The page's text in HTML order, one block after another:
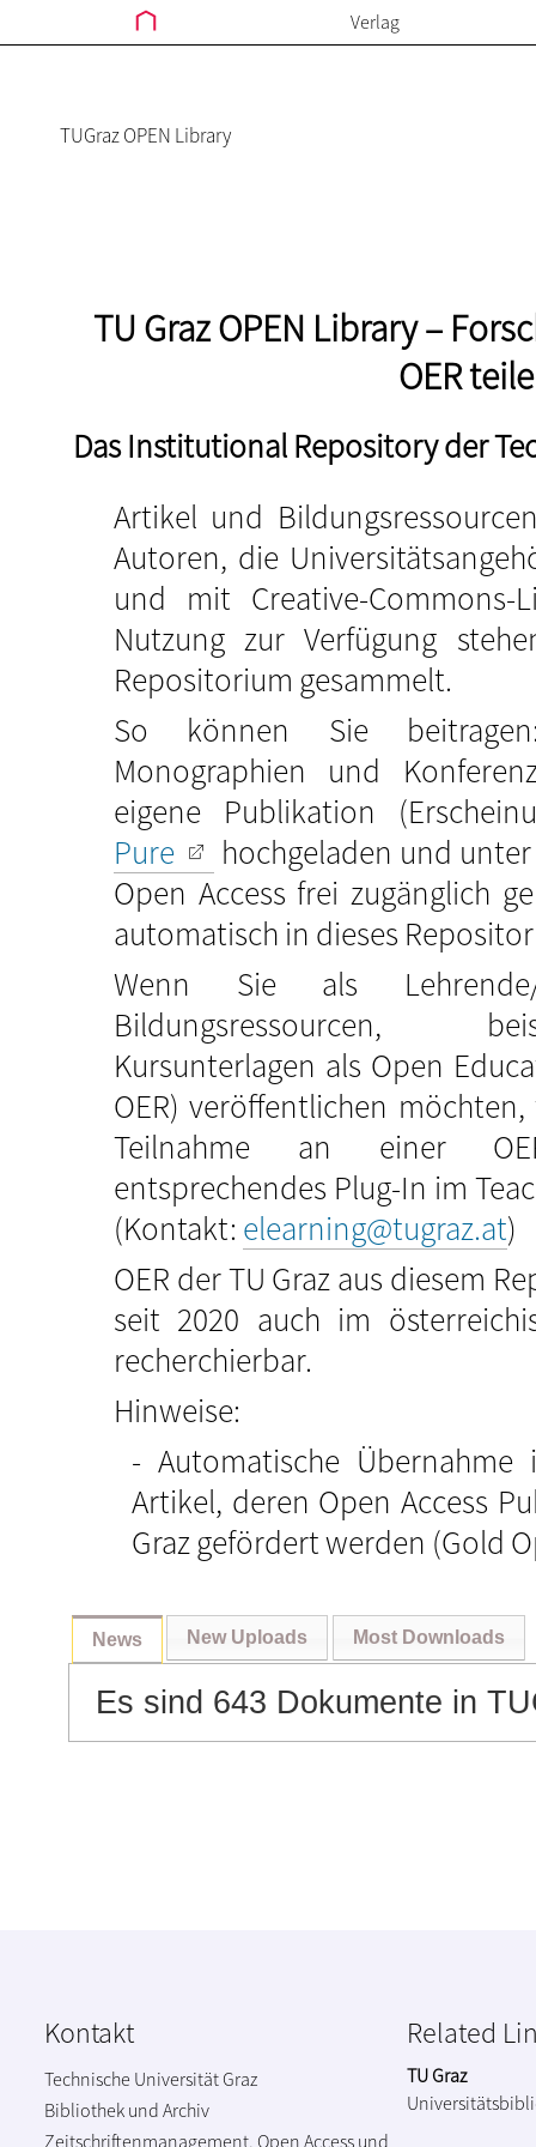
Verlag
TUGraz OPEN Library
TU Graz OPEN Library –
OER
Das Institutional Repository der
Artikel und
Autoren, die
und mit Creative-Commons-
Nutzung zur Verfügung
Repositorium gesammelt.
So können Sie beitragen:
Monographien und
eigene Publikation
Pure
hochgeladen und
Open Access frei zugänglich
automatisch in dieses
Wenn Sie als
Bildungsressourcen,
Kursunterlagen als Open
OER) veröffentlichen
Teilnahme an einer
entsprechendes Plug-In im
(Kontakt: elearning@tugraz.at)
OER der TU Graz aus diesem
seit 2020 auch im
recherchierbar.
Hinweise:
Automatische
Artikel, deren Open Access
Graz gefördert werden (Gold
News New Uploads Most Downloads
Es sind 643 Dokumente in
Kontakt
Technische Universität Graz
Bibliothek und Archiv
Zeitschriftenmanagement, Open Access und
Related
TU Graz